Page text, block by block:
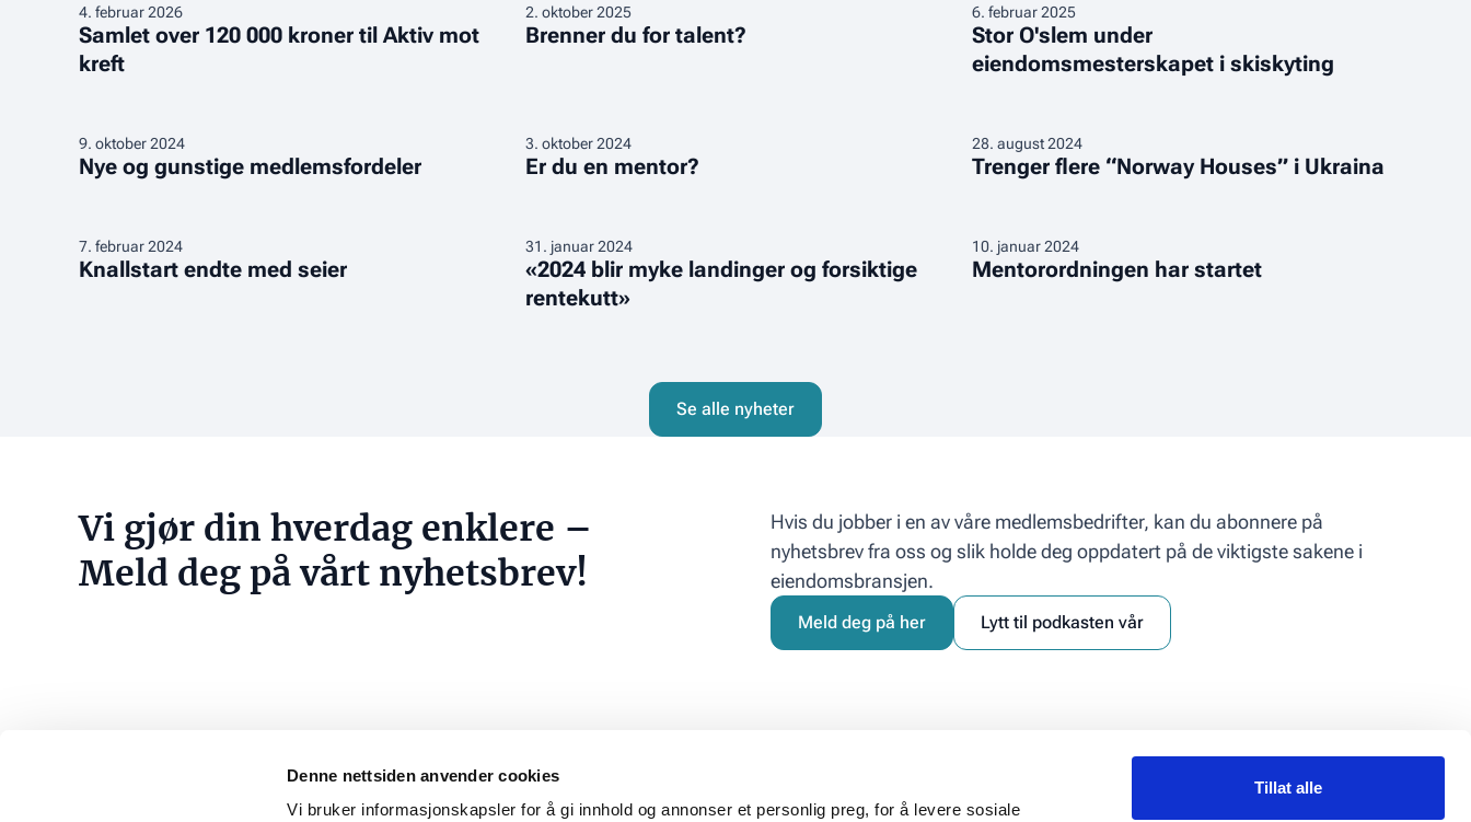
Denne nettsiden anvender cookies
Vi bruker informasjonskapsler for å gi innhold og annonser et personlig preg, for å levere sosiale
Tillat alle
4. februar 2026
Samlet over 120 000 kroner til Aktiv mot
kreft
Samlet
over
120
til
Aktiv
2. oktober 2025
Brenner du for talent?
Brenner
du
6. februar 2025
Stor O'slem under
eiendomsmesterskapet i skiskyting
Stor
O'slem
under
skiskyting
9. oktober 2024
Nye og gunstige medlemsfordeler
Nye
og
3. oktober 2024
Er du en mentor?
Er
du
28. august 2024
Trenger flere “Norway Houses” i Ukraina
Trenger
flere
i
Ukraina
7. februar 2024
Knallstart endte med seier
Knallstart
endte
31 . januar 2024
«2024 blir myke landinger og forsiktige
rentekutt»
«2024
blir
myke
10. januar 2024
Mentorordningen har startet
Mentorordningen
har
Se alle nyheter
Vi gjør din hverdag enklere –
Meld deg på vårt nyhetsbrev!
Hvis du jobber i en av våre medlemsbedrifter, kan du abonnere på
nyhetsbrev fra oss og slik holde deg oppdatert på de viktigste sakene i
eiendomsbransjen.
Meld deg på her Lytt til podkasten vår
Kontakt Adresse